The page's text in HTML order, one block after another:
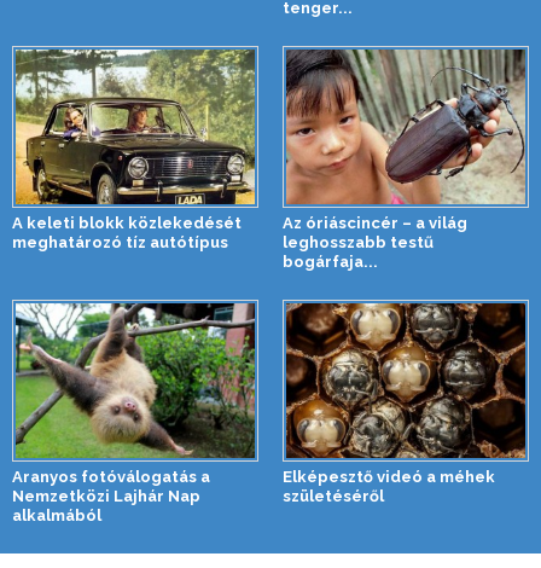
tenger...
A keleti blokk közlekedését
meghatározó tíz autótípus
Az óriáscincér – a világ
leghosszabb testű
bogárfaja...
Aranyos fotóválogatás a
Nemzetközi Lajhár Nap
alkalmából
Elképesztő videó a méhek
születéséről